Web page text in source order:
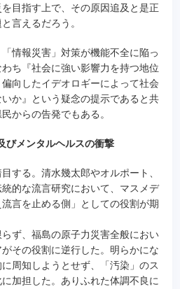
を目指す上で、その原因追及と是正
言えるだろう。
情報災害」対策が機能不全に陥っ
ち『社会に強い影響力を持つ地位
向したイデオロギーによって社会
か』という疑念の提示であると共
からの告発でもある。
びメンタルヘルスの衝撃
する。清水幾太郎やオルポート、
的な流言研究において、マスメデ
言を止める側」としての役割が期
ず、福島の原子力災害全般におい
その役割に逆行した。明らかにな
周知しようとせず、「汚染」のス
加担した。ありふれた体調不良に